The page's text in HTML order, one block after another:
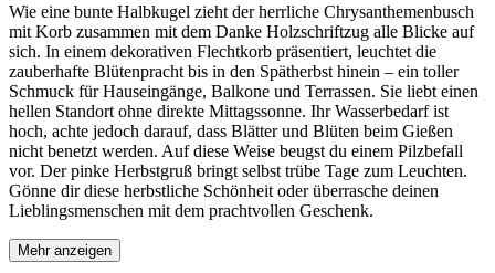
Wie eine bunte Halbkugel zieht der herrliche Chrysanthemenbusch
mit Korb zusammen mit dem Danke Holzschriftzug alle Blicke auf
sich. In einem dekorativen Flechtkorb präsentiert, leuchtet die
zauberhafte Blütenpracht bis in den Spätherbst hinein – ein toller
Schmuck für Hauseingänge, Balkone und Terrassen. Sie liebt einen
hellen Standort ohne direkte Mittagssonne. Ihr Wasserbedarf ist
hoch, achte jedoch darauf, dass Blätter und Blüten beim Gießen
nicht benetzt werden. Auf diese Weise beugst du einem Pilzbefall
vor. Der pinke Herbstgruß bringt selbst trübe Tage zum Leuchten.
Gönne dir diese herbstliche Schönheit oder überrasche deinen
Lieblingsmenschen mit dem prachtvollen Geschenk.
Mehr anzeigen